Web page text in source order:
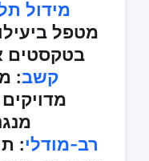
מידול
מטפל
בטקסטים
קשב:
רב-מודלי: